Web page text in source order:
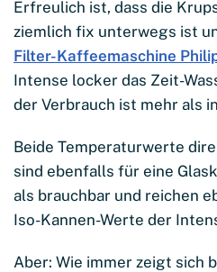
Erfreulich ist, dass die
ziemlich fix unterwegs ist
Filter-Kaffeemaschine
Intense locker das Zeit-
der Verbrauch ist mehr als
Beide Temperaturwerte
sind ebenfalls für eine
als brauchbar und reichen
Iso-Kannen-Werte der
Aber: Wie immer zeigt sich